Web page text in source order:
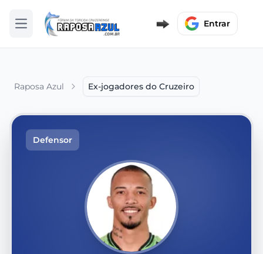
Abrir menu Entrar
Raposa Azul Ex-jogadores do Cruzeiro
Defensor